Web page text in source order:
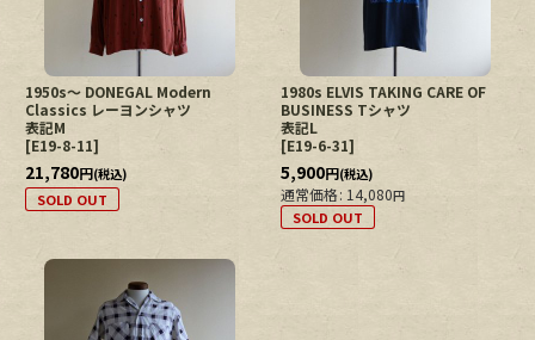
1950s〜 DONEGAL Modern
Classics レーヨンシャツ
表記M
[E19-8-11]
21,780円(税込)
SOLD OUT
1980s ELVIS TAKING CARE OF
BUSINESS Tシャツ
表記L
[E19-6-31]
5,900円(税込)
通常価格: 14,080円
SOLD OUT